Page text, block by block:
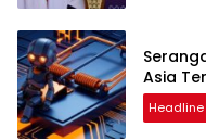
Asia
Headline